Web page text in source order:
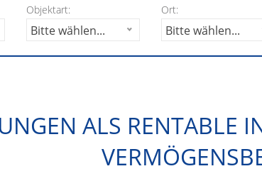
Objektart:
Bitte wählen...
Ort:
Bitte wählen...
ALS RENTABLE